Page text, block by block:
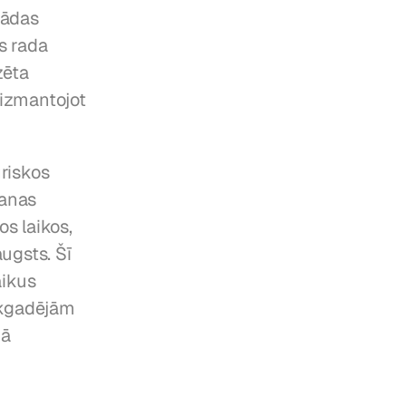
rada
laikos,
Šī